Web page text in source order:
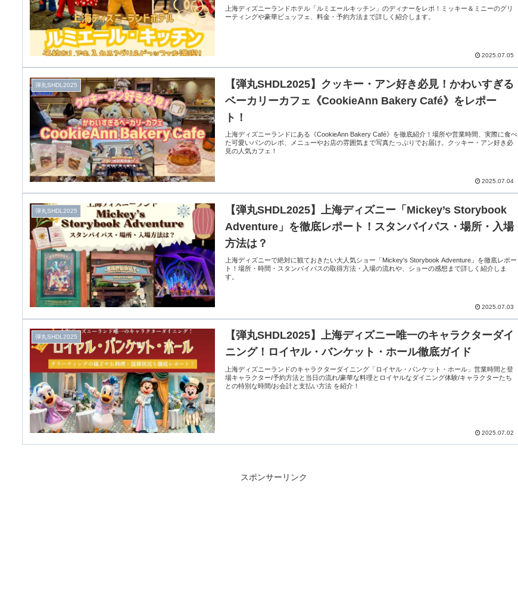
上海ディズニーランドホテル「ルミエールキッチン」のディナーをレポ！ミッキー＆ミニーのグリ
ーティングや豪華ビュッフェ、料金・予約方法まで詳しく紹介します。
2025.07.05
弾丸SHDL2025
【弾丸SHDL2025】クッキー・アン好き必見！かわいすぎる
ベーカリーカフェ《CookieAnn Bakery Café》をレポー
ト！
上海ディズニーランドにある《CookieAnn Bakery Café》を徹底紹介！場所や営業時間、実際に食べ
た可愛いパンのレポ、メニューやお店の雰囲気まで写真たっぷりでお届け。クッキー・アン好き必
見の人気カフェ！
2025.07.04
弾丸SHDL2025
【弾丸SHDL2025】上海ディズニー「Mickey’s Storybook
Adventure」を徹底レポート！スタンバイパス・場所・入場
方法は？
上海ディズニーで絶対に観ておきたい大人気ショー「Mickey's Storybook Adventure」を徹底レポー
ト！場所・時間・スタンバイパスの取得方法・入場の流れや、ショーの感想まで詳しく紹介しま
す。
2025.07.03
弾丸SHDL2025
【弾丸SHDL2025】上海ディズニー唯一のキャラクターダイ
ニング！ロイヤル・バンケット・ホール徹底ガイド
上海ディズニーランドのキャラクターダイニング「ロイヤル・バンケット・ホール」営業時間と登
場キャラクター/予約方法と当日の流れ/豪華な料理とロイヤルなダイニング体験/キャラクターたち
との特別な時間/お会計と支払い方法 を紹介！
2025.07.02
スポンサーリンク